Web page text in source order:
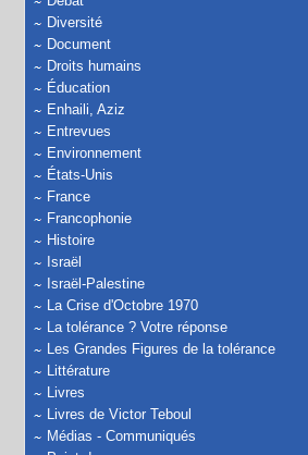
Diversité
Document
Droits humains
Éducation
Enhaili, Aziz
Entrevues
Environnement
États-Unis
France
Francophonie
Histoire
Israël
Israël-Palestine
La Crise d'Octobre 1970
La tolérance ? Votre réponse
Les Grandes Figures de la tolérance
Littérature
Livres
Livres de Victor Teboul
Médias - Communiqués